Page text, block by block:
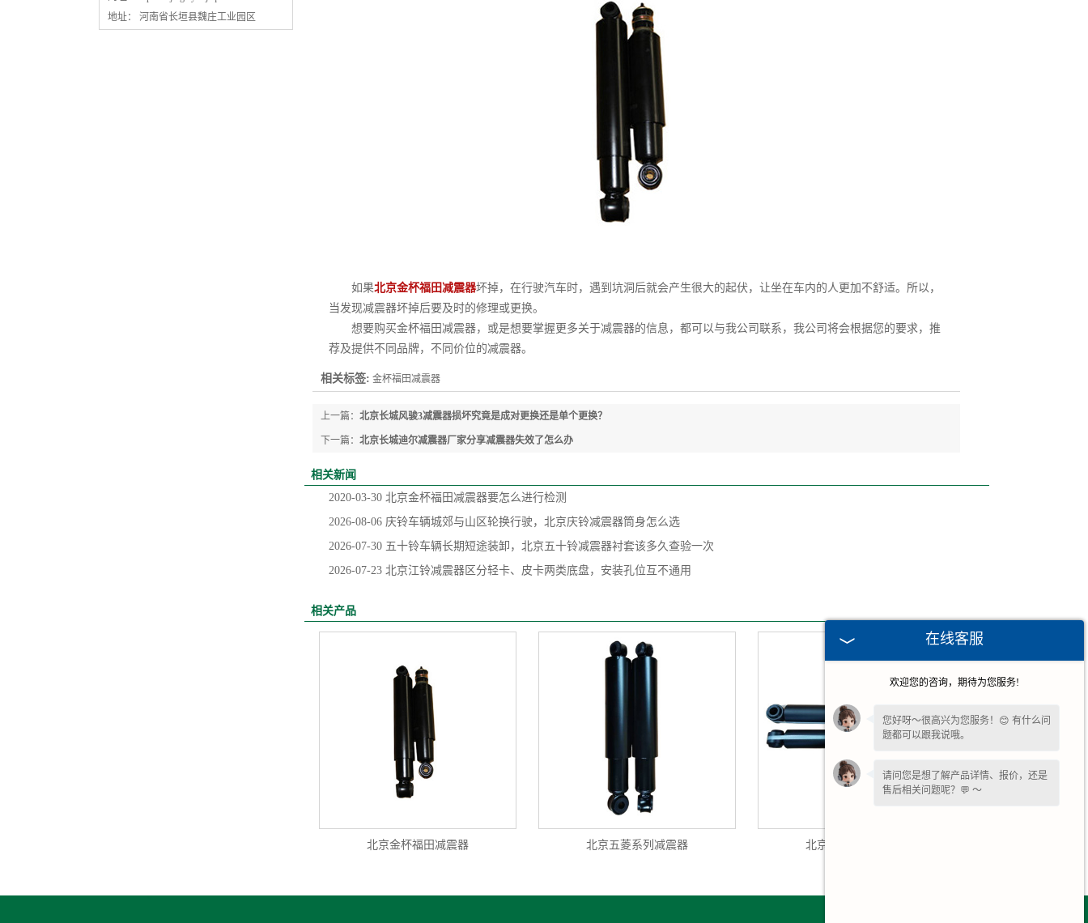
地址： 河南省长垣县魏庄工业园区
如果北京金杯福田减震器坏掉，在行驶汽车时，遇到坑洞后就会产生很大的起伏，让坐在车内的人更加不舒适。所以，
当发现减震器坏掉后要及时的修理或更换。
想要购买金杯福田减震器，或是想要掌握更多关于减震器的信息，都可以与我公司联系，我公司将会根据您的要求，推
荐及提供不同品牌，不同价位的减震器。
相关标签: 金杯福田减震器
上一篇： 北京长城风骏3减震器损坏究竟是成对更换还是单个更换？
下一篇： 北京长城迪尔减震器厂家分享减震器失效了怎么办
相关新闻
2020-03-30 北京金杯福田减震器要怎么进行检测
2026-08-06 庆铃车辆城郊与山区轮换行驶，北京庆铃减震器筒身怎么选
2026-07-30 五十铃车辆长期短途装卸，北京五十铃减震器衬套该多久查验一次
2026-07-23 北京江铃减震器区分轻卡、皮卡两类底盘，安装孔位互不通用
相关产品
北京金杯福田减震器 北京五菱系列减震器 北京黄海系列减震器
在线客服
欢迎您的咨询，期待为您服务!
您好呀～很高兴为您服务！😊 有什么问
题都可以跟我说哦。
请问您是想了解产品详情、报价，还是
售后相关问题呢？💬 ～